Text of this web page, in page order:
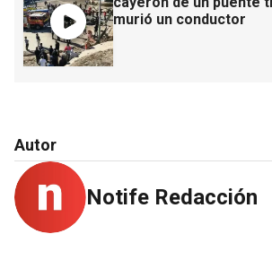
murió un conductor
Autor
Notife Redacción